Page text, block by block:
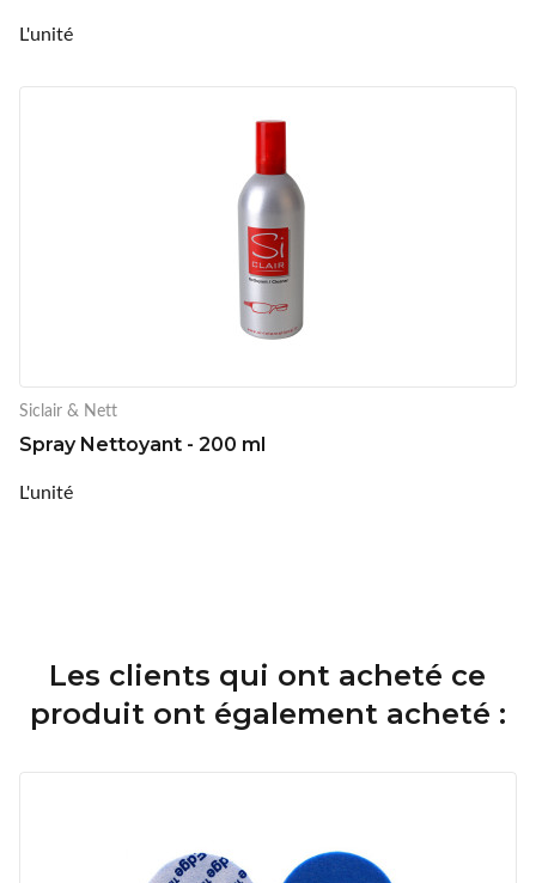
L'unité
Siclair & Nett
Spray Nettoyant - 200 ml
L'unité
Les clients qui ont acheté ce
produit ont également acheté :